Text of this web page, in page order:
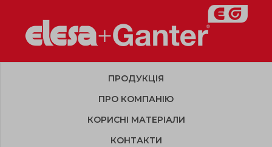
ПРОДУКЦІЯ
ПРО КОМПАНІЮ
КОРИСНІ МАТЕРІАЛИ
КОНТАКТИ